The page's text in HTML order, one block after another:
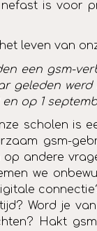
is voor
leven van
een gsm-
geleden
op 1
scholen is
gsm-
andere
we
Word je
Hakt